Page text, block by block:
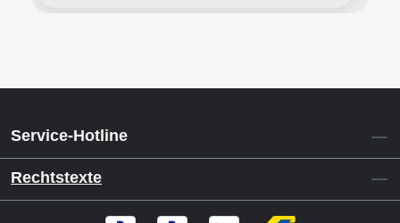
Service-Hotline
Rechtstexte